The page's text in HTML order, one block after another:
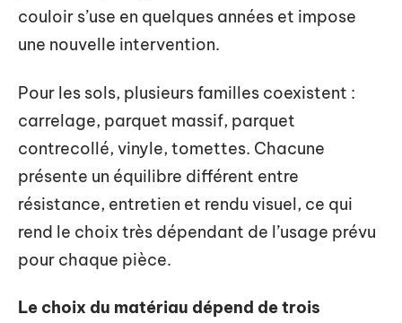
couloir s’use en quelques années et impose
une nouvelle intervention.
Pour les sols, plusieurs familles coexistent :
carrelage, parquet massif, parquet
contrecollé, vinyle, tomettes. Chacune
présente un équilibre différent entre
résistance, entretien et rendu visuel, ce qui
rend le choix très dépendant de l’usage prévu
pour chaque pièce.
Le choix du matériau dépend de trois